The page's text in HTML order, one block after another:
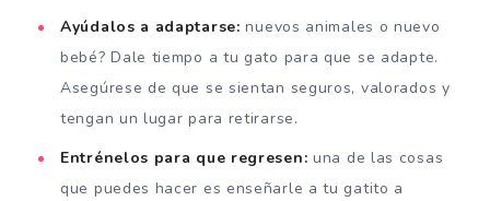
Ayúdalos a adaptarse: nuevos animales o nuevo
bebé? Dale tiempo a tu gato para que se adapte.
Asegúrese de que se sientan seguros, valorados y
tengan un lugar para retirarse.
Entrénelos para que regresen: una de las cosas
que puedes hacer es enseñarle a tu gatito a